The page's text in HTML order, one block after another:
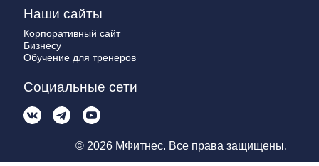
Наши сайты
Корпоративный сайт
Бизнесу
Обучение для тренеров
Социальные сети
© 2026 МФитнес. Все права защищены.